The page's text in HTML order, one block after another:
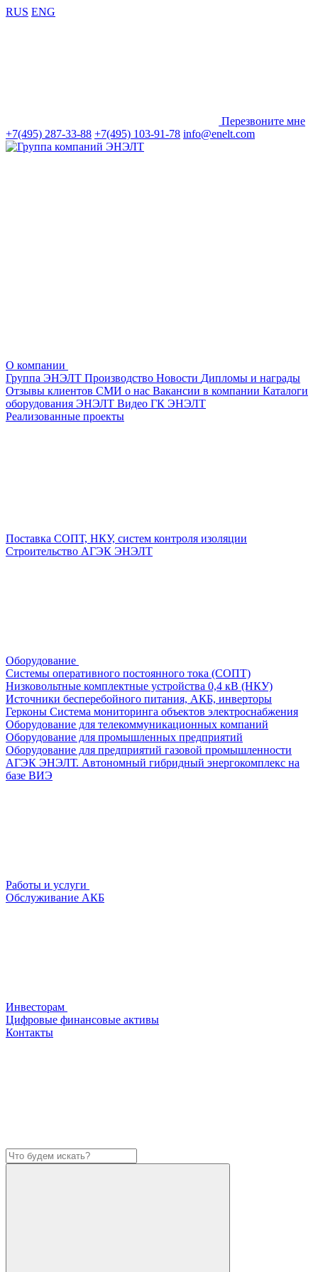
RUS ENG
Перезвоните мне
+7(495) 287-33-88 +7(495) 103-91-78 info@enelt.com
О компании
Группа ЭНЭЛТ Производство Новости Дипломы и награды
Отзывы клиентов СМИ о нас Вакансии в компании Каталоги
оборудования ЭНЭЛТ Видео ГК ЭНЭЛТ
Реализованные проекты
Поставка СОПТ, НКУ, систем контроля изоляции
Строительство АГЭК ЭНЭЛТ
Оборудование
Системы оперативного постоянного тока (СОПТ)
Низковольтные комплектные устройства 0,4 кВ (НКУ)
Источники бесперебойного питания, АКБ, инверторы
Герконы Система мониторинга объектов электроснабжения
Оборудование для телекоммуникационных компаний
Оборудование для промышленных предприятий
Оборудование для предприятий газовой промышленности
АГЭК ЭНЭЛТ. Автономный гибридный энергокомплекс на
базе ВИЭ
Работы и услуги
Обслуживание АКБ
Инвесторам
Цифровые финансовые активы
Контакты